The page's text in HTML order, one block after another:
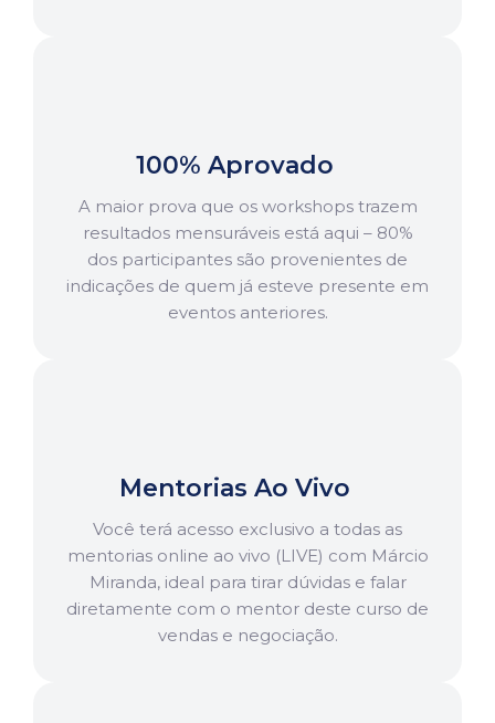
100% Aprovado
A maior prova que os workshops trazem
resultados mensuráveis está aqui – 80%
dos participantes são provenientes de
indicações de quem já esteve presente em
eventos anteriores.
Mentorias Ao Vivo
Você terá acesso exclusivo a todas as
mentorias online ao vivo (LIVE) com Márcio
Miranda, ideal para tirar dúvidas e falar
diretamente com o mentor deste curso de
vendas e negociação.